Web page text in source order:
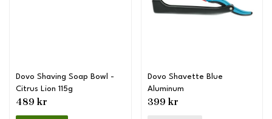
Dovo Shaving Soap Bowl -
Citrus Lion 115g
489 kr
Dovo Shavette Blue
Aluminum
399 kr